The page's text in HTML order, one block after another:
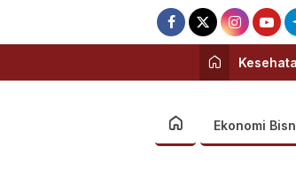
Ekonomi